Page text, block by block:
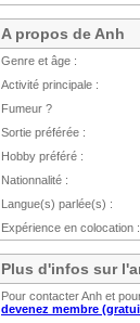
A propos de Anh
Genre et âge :
Activité principale :
Fumeur ?
Sortie préférée :
Hobby préféré :
Nationnalité :
Langue(s) parlée(s) :
Expérience en colocation :
Plus d'infos sur
Pour contacter Anh et
devenez membre